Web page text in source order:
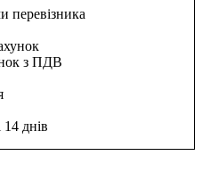
перевізника
з ПДВ
днів